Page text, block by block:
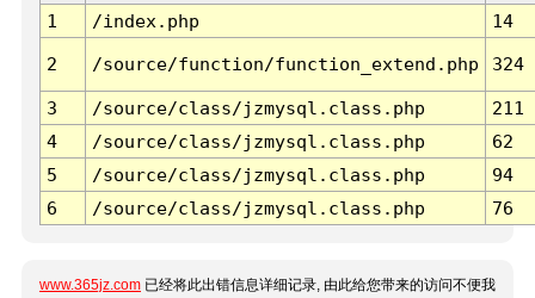
1
/index.php 14
2 /source/function/function_extend.php 324
3 /source/class/jzmysql.class.php
211
4
/source/class/jzmysql.class.php
62
5
/source/class/jzmysql.class.php
94
6
/source/class/jzmysql.class.php 76
www.365jz.com 已经将此出错信息详细记录, 由此给您带来的访问不便我